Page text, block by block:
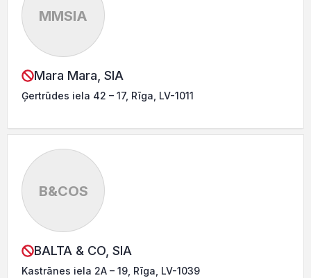
MMSIA
Mara Mara, SIA
Ģertrūdes iela 42 – 17, Rīga, LV-1011
B&COS
BALTA & CO, SIA
Kastrānes iela 2A – 19, Rīga, LV-1039